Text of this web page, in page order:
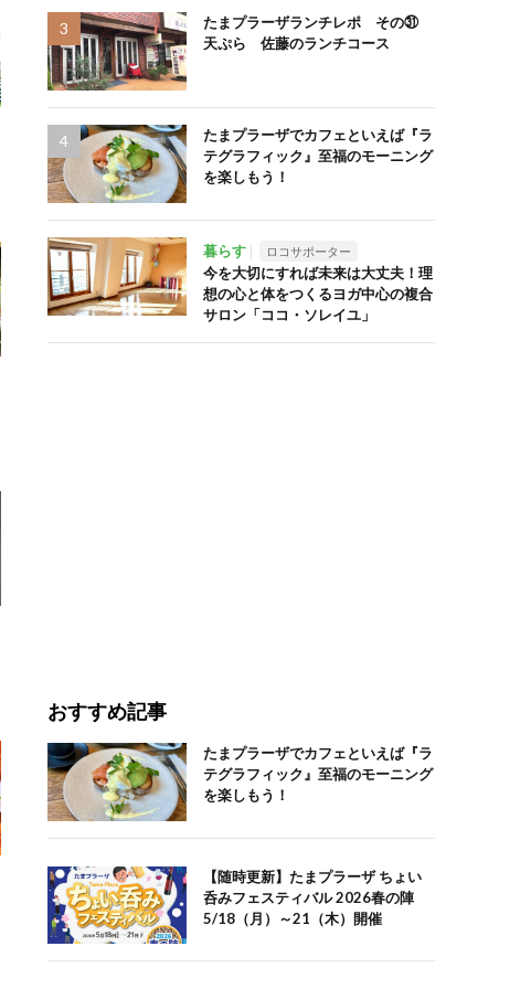
たまプラーザランチレポ その㉛
天ぷら 佐藤のランチコース
たまプラーザでカフェといえば『ラ
テグラフィック』至福のモーニング
を楽しもう！
暮らす ロコサポーター
今を大切にすれば未来は大丈夫！理
想の心と体をつくるヨガ中心の複合
サロン「ココ・ソレイユ」
おすすめ記事
たまプラーザでカフェといえば『ラ
テグラフィック』至福のモーニング
を楽しもう！
【随時更新】たまプラーザ ちょい
呑みフェスティバル 2026春の陣
5/18（月）～21（木）開催